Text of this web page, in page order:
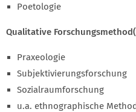
Poetologie
Qualitative
Praxeologie
Subjektivierungsforschung
Sozialraumforschung
u.a. ethnographische